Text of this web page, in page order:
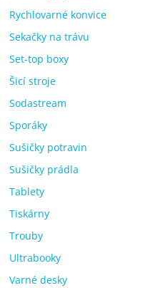
Rychlovarné konvice
Sekačky na trávu
Set-top boxy
Šicí stroje
Sodastream
Sporáky
Sušičky potravin
Sušičky prádla
Tablety
Tiskárny
Trouby
Ultrabooky
Varné desky